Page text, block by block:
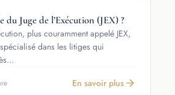
du Juge de l’Exécution (JEX) ?
plus couramment appelé JEX,
dans les litiges qui
En savoir plus